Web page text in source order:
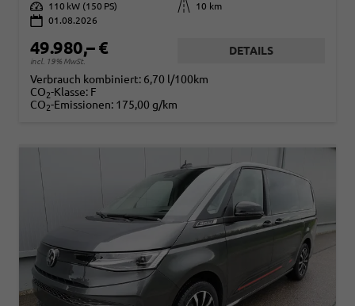
Leistung
110 kW (150 PS) Kilometerstand
10 km
01.08.2026
49.980,– €
incl. 19% MwSt.
DETAILS
Verbrauch kombiniert: 6,70 l/100km
CO2-Klasse: F
CO2-Emissionen: 175,00 g/km